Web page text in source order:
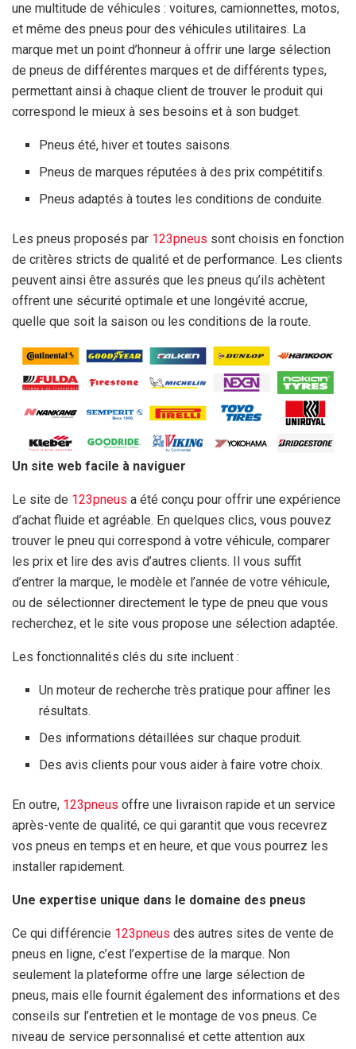
une multitude de véhicules : voitures, camionnettes, motos,
et même des pneus pour des véhicules utilitaires. La
marque met un point d’honneur à offrir une large sélection
de pneus de différentes marques et de différents types,
permettant ainsi à chaque client de trouver le produit qui
correspond le mieux à ses besoins et à son budget.
Pneus été, hiver et toutes saisons.
Pneus de marques réputées à des prix compétitifs.
Pneus adaptés à toutes les conditions de conduite.
Les pneus proposés par 123pneus sont choisis en fonction
de critères stricts de qualité et de performance. Les clients
peuvent ainsi être assurés que les pneus qu’ils achètent
offrent une sécurité optimale et une longévité accrue,
quelle que soit la saison ou les conditions de la route.
Un site web facile à naviguer
Le site de 123pneus a été conçu pour offrir une expérience
d’achat fluide et agréable. En quelques clics, vous pouvez
trouver le pneu qui correspond à votre véhicule, comparer
les prix et lire des avis d’autres clients. Il vous suffit
d’entrer la marque, le modèle et l’année de votre véhicule,
ou de sélectionner directement le type de pneu que vous
recherchez, et le site vous propose une sélection adaptée.
Les fonctionnalités clés du site incluent :
Un moteur de recherche très pratique pour affiner les
résultats.
Des informations détaillées sur chaque produit.
Des avis clients pour vous aider à faire votre choix.
En outre, 123pneus offre une livraison rapide et un service
après-vente de qualité, ce qui garantit que vous recevrez
vos pneus en temps et en heure, et que vous pourrez les
installer rapidement.
Une expertise unique dans le domaine des pneus
Ce qui différencie 123pneus des autres sites de vente de
pneus en ligne, c’est l’expertise de la marque. Non
seulement la plateforme offre une large sélection de
pneus, mais elle fournit également des informations et des
conseils sur l’entretien et le montage de vos pneus. Ce
niveau de service personnalisé et cette attention aux